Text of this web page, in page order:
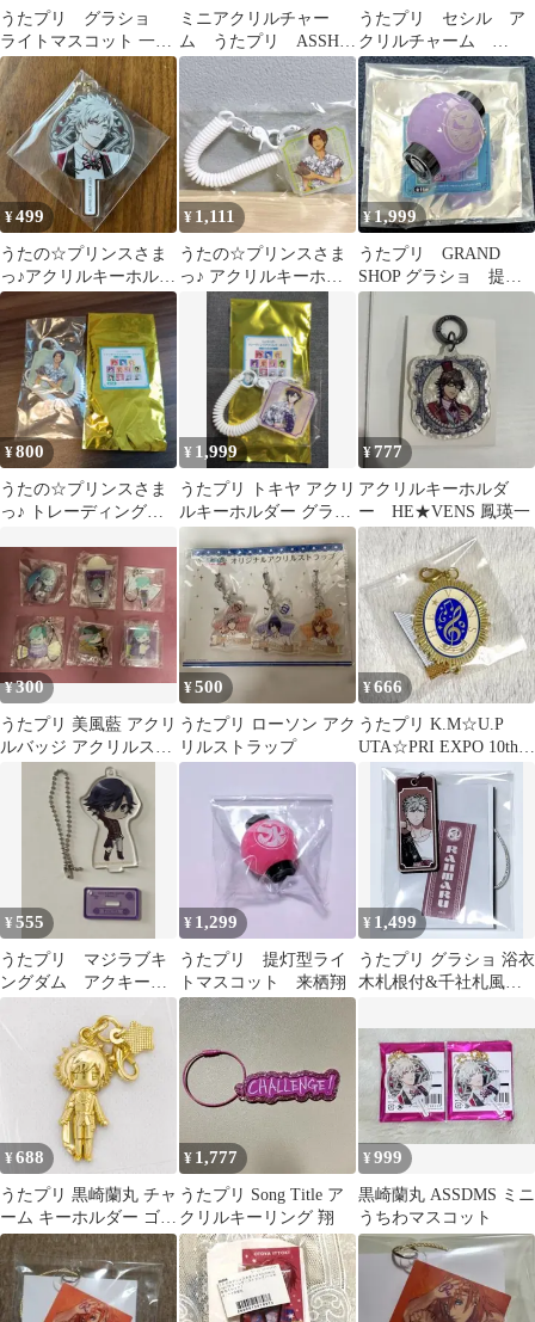
うたプリ グラショ
ライトマスコット 一十
木音也
ミニアクリルチャー
ム うたプリ ASSHC
一ノ瀬トキヤ 一十木音
うたプリ セシル ア
クリルチャーム
ASSDMS
¥499
うたの☆プリンスさま
っ♪アクリルキーホルダ
ーASSDMS 黒崎蘭丸
¥ 1,111
うたの☆プリンスさま
っ♪ アクリルキーホル
ダー YUKATA-MODE
グラショ
¥1,999
うたプリ GRAND
SHOP グラショ 提灯
型ライトマスコット
藍
¥800
うたの☆プリンスさま
っ♪ トレーディングア
¥ 1,999
うたプリ トキヤ アクリ
ルキーホルダー グラシ
¥777
アクリルキーホルダ
ー HE★VENS 鳳瑛一
¥300
うたプリ 美風藍 アクリ
ルバッジ アクリルスト
ラップ まとめ売り
¥500
うたプリ ローソン アク
リルストラップ
¥666
うたプリ K.M☆U.P
UTA☆PRI EXPO 10th
チャーム 綺羅
¥555
うたプリ マジラブキ
ングダム アクキー
¥ 1,299
うたプリ 提灯型ライ
トマスコット 来栖翔
¥ 1,499
うたプリ グラショ 浴衣
木札根付&千社札風ス
¥688
うたプリ 黒崎蘭丸 チャ
ーム キーホルダー ゴー
ルド
¥ 1,777
うたプリ Song Title ア
クリルキーリング 翔
¥999
黒崎蘭丸 ASSDMS ミニ
うちわマスコット